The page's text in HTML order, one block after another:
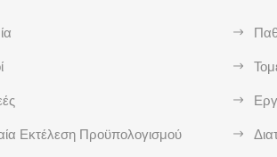
Εκτέλεση Προϋπολογισμού